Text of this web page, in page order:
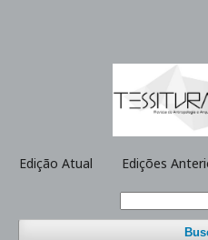
Edição Atual Edições